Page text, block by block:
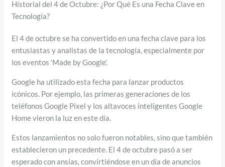
Historial del 4 de Octubre: ¿Por Qué Es una Fecha Clave en
Tecnología?
El 4 de octubre se ha convertido en una fecha clave para los
entusiastas y analistas de la tecnología, especialmente por
los eventos ‘Made by Google’.
Google ha utilizado esta fecha para lanzar productos
icónicos. Por ejemplo, las primeras generaciones de los
teléfonos Google Pixel y los altavoces inteligentes Google
Home vieron la luz en este día.
Estos lanzamientos no solo fueron notables, sino que también
establecieron un precedente. El 4 de octubre pasó a ser
esperado con ansias, convirtiéndose en un día de anuncios